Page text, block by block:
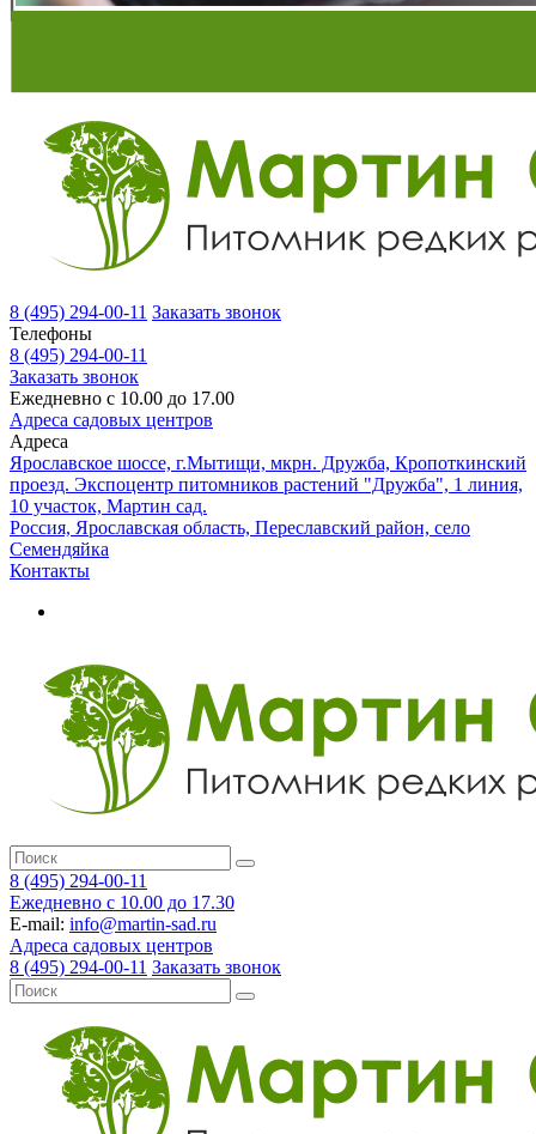
8 (495) 294-00-11 Заказать звонок
Телефоны
8 (495) 294-00-11
Заказать звонок
Ежедневно с 10.00 до 17.00
Адреса садовых центров
Адреса
Ярославское шоссе, г.Мытищи, мкрн. Дружба, Кропоткинский
проезд. Экспоцентр питомников растений "Дружба", 1 линия,
10 участок, Мартин сад.
Россия, Ярославская область, Переславский район, село
Семендяйка
Контакты
8 (495) 294-00-11
Ежедневно с 10.00 до 17.30
E-mail: info@martin-sad.ru
Адреса садовых центров
8 (495) 294-00-11 Заказать звонок